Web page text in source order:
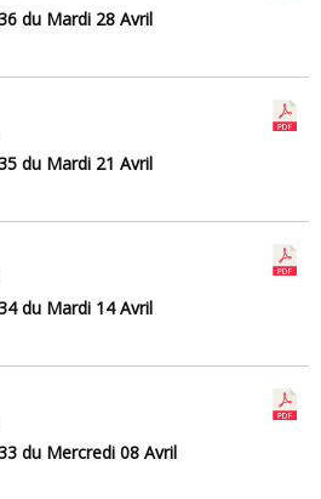
du Mardi 28 Avril
du Mardi 21 Avril
du Mardi 14 Avril
du Mercredi 08 Avril